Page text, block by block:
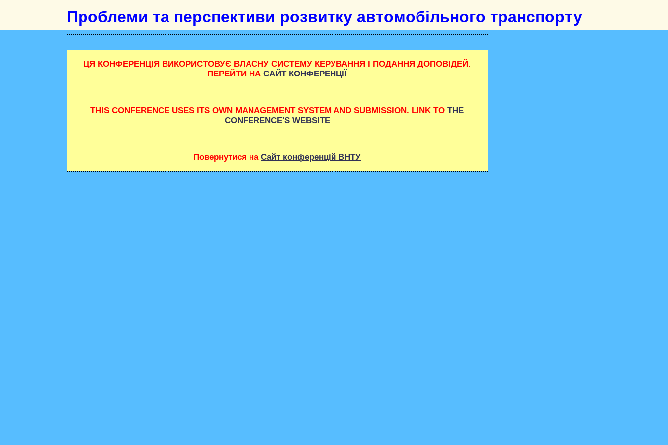
Проблеми та перспективи розвитку автомобільного транспорту
ЦЯ КОНФЕРЕНЦІЯ ВИКОРИСТОВУЄ ВЛАСНУ СИСТЕМУ КЕРУВАННЯ І ПОДАННЯ ДОПОВІДЕЙ.
ПЕРЕЙТИ НАСАЙТ КОНФЕРЕНЦІЇ
THIS CONFERENCE USES ITS OWN MANAGEMENT SYSTEM AND SUBMISSION. LINK TOTHE
CONFERENCE'S WEBSITE
Повернутися наСайт конференцій ВНТУ